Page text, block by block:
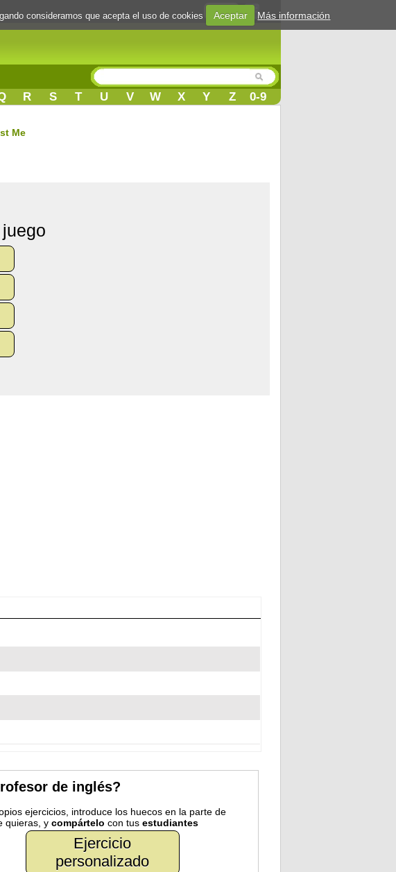
Login
R S T U V W X Y Z 0-9
Me
de inglés?
ejercicios, introduce los huecos en la parte de
quieras, y compártelo con tus estudiantes
Ejercicio
personalizado
consideramos que acepta el uso de cookies Aceptar Más información